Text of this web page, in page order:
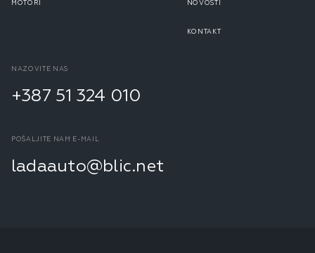
MOTORI NOVOSTI
KONTAKT
NAZOVITE NAS
+387 51 324 010
POŠALJITE NAM E-MAIL
ladaauto@blic.net